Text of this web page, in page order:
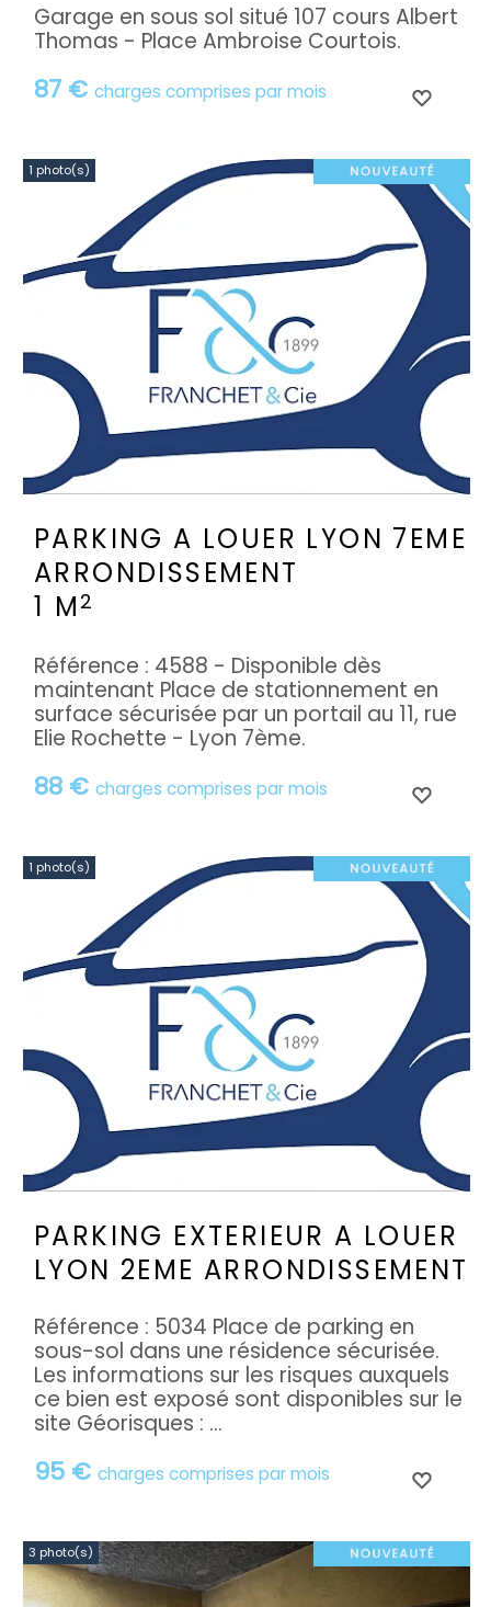
87 € charges comprises par mois
Garage en sous sol situé 107 cours Albert
Thomas - Place Ambroise Courtois.
1 photo(s)
PARKING A LOUER LYON 7EME
ARRONDISSEMENT
1 M 2
88 € charges comprises par mois
Référence : 4588 - Disponible dès
maintenant Place de stationnement en
surface sécurisée par un portail au 11, rue
Elie Rochette - Lyon 7ème.
1 photo(s)
PARKING EXTERIEUR A LOUER
LYON 2EME ARRONDISSEMENT
95 € charges comprises par mois
Référence : 5034 Place de parking en
sous-sol dans une résidence sécurisée.
Les informations sur les risques auxquels
ce bien est exposé sont disponibles sur le
site Géorisques : ...
3 photo(s)